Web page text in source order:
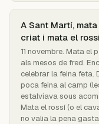
A Sant Martí,
criat i mata el
11 novembre. Mata
als mesos de fred.
celebrar la feina feta.
poca feina al camp
estalviava sous
Mata el rossí (o el
no valia la pena